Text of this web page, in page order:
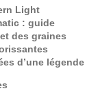
Light
: guide
des graines
d’une légende